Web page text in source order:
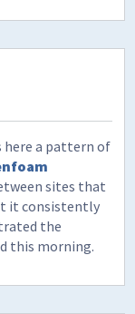
here a pattern of
sites that
it consistently
the
this morning.